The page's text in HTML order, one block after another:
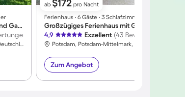
Ferienhaus mit Grill, Terrasse und Garten | Panoramablick
Potsdam, Potsdam-Mittelmark, Deutschland
ab $172 pro Nacht
Ferienhaus ∙ 6 Gäste ∙ 3 Schlafzimmer
4,9
Exzellent (43 Bewertungen)
Zum Angebot